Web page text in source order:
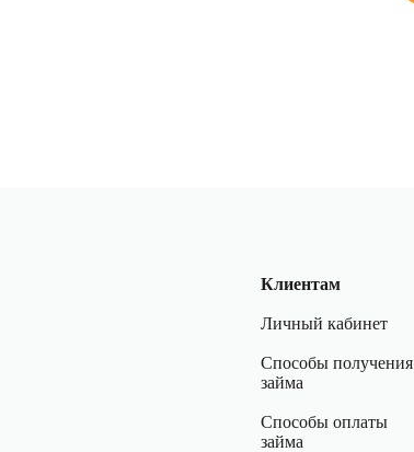
Клиентам
Личный кабинет
Способы получения
займа
Способы оплаты
займа